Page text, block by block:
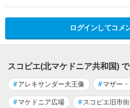
ログインしてコメ
スコピエ(北マケドニア共和国)
# アレキサンダー大王像 # マザー
# マケドニア広場 # スコピエ旧市街